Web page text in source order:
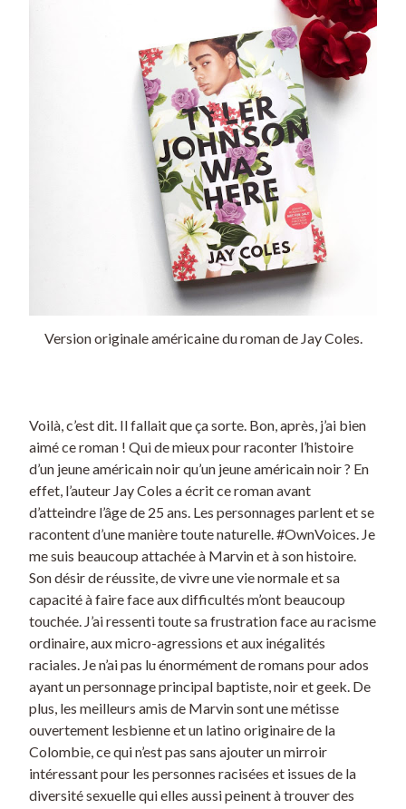
Version originale américaine du roman de Jay Coles.
Voilà, c’est dit. Il fallait que ça sorte. Bon, après, j’ai bien
aimé ce roman ! Qui de mieux pour raconter l’histoire
d’un jeune américain noir qu’un jeune américain noir ? En
effet, l’auteur Jay Coles a écrit ce roman avant
d’atteindre l’âge de 25 ans. Les personnages parlent et se
racontent d’une manière toute naturelle. #OwnVoices. Je
me suis beaucoup attachée à Marvin et à son histoire.
Son désir de réussite, de vivre une vie normale et sa
capacité à faire face aux difficultés m’ont beaucoup
touchée. J’ai ressenti toute sa frustration face au racisme
ordinaire, aux micro-agressions et aux inégalités
raciales. Je n’ai pas lu énormément de romans pour ados
ayant un personnage principal baptiste, noir et geek. De
plus, les meilleurs amis de Marvin sont une métisse
ouvertement lesbienne et un latino originaire de la
Colombie, ce qui n’est pas sans ajouter un mirroir
intéressant pour les personnes racisées et issues de la
diversité sexuelle qui elles aussi peinent à trouver des